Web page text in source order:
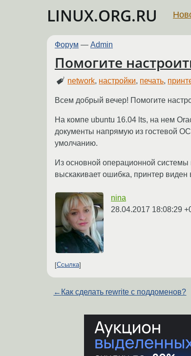
LINUX.ORG.RU
Форум — Admin
Помогите
network, настройки, печать,
Всем добрый вечер! Помогите
На компе ubuntu 16.04 lts, на нем
документы напрямую из гостевой
умолчанию.
Из основной операционной системы
выскакивает ошибка, принтер
nina
28.04.2017 18:08:29
Ссылка
← Как сделать rewrite с поддоменов?